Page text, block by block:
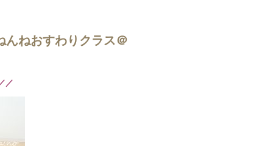
ねおすわりクラス＠
／